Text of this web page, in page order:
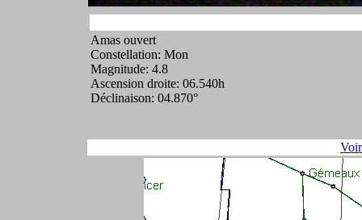
Amas ouvert
Constellation: Mon
Magnitude: 4.8
Ascension droite: 06.540h
Déclinaison: 04.870°